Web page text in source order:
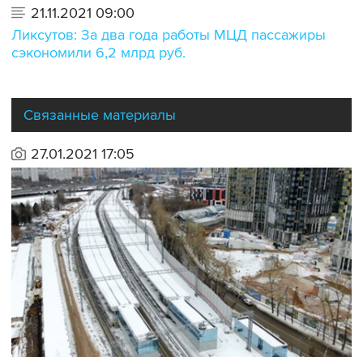
21.11.2021 09:00
Ликсутов: За два года работы МЦД пассажиры
сэкономили 6,2 млрд руб.
Связанные материалы
27.01.2021 17:05